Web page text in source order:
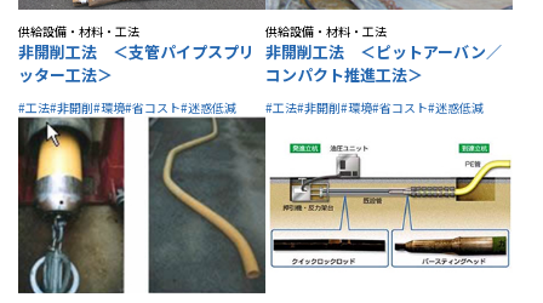
ソーシャルメディア一覧
供給設備・材料・工法
非開削工法 ＜支管パイプスプリ
ッター工法＞
#工法#非開削#環境#省コスト#迷惑低減
供給設備・材料・工法
非開削工法 ＜ピットアーバン／
コンパクト推進工法＞
#工法#非開削#環境#省コスト#迷惑低減